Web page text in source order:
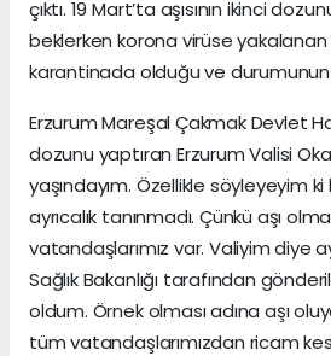
çıktı. 19 Mart’ta aşısının ikinci
beklerken korona virüse yakalanan
karantinada olduğu ve
Erzurum Mareşal Çakmak Devlet
dozunu yaptıran Erzurum Valisi
yaşındayım. Özellikle söyleyeyim
ayrıcalık tanınmadı. Çünkü aşı
vatandaşlarımız var. Valiyim diye
Sağlık Bakanlığı tarafından
oldum. Örnek olması adına aşı
tüm vatandaşlarımızdan ricam